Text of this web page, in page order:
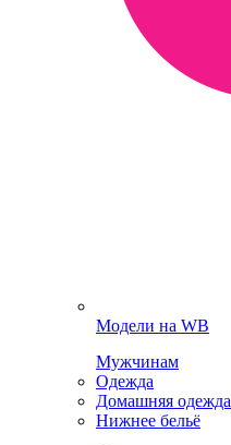
Модели на WB
Мужчинам
Одежда
Домашняя одежда
Нижнее бельё